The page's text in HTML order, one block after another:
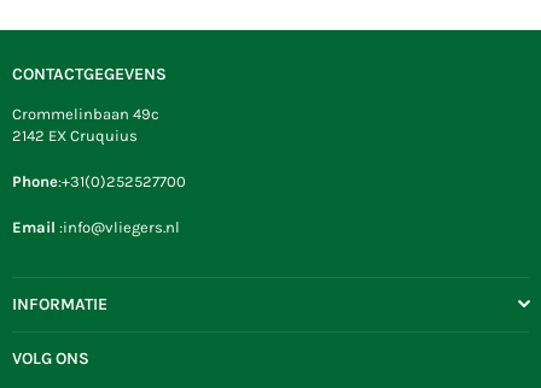
CONTACTGEGEVENS
Crommelinbaan 49c
2142 EX Cruquius
Phone:+31(0)252527700
Email :info@vliegers.nl
INFORMATIE
VOLG ONS